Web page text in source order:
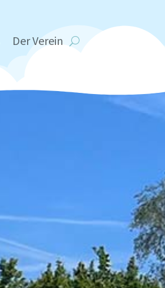
Der Verein